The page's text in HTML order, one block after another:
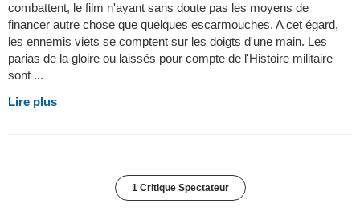
combattent, le film n'ayant sans doute pas les moyens de
financer autre chose que quelques escarmouches. A cet égard,
les ennemis viets se comptent sur les doigts d'une main. Les
parias de la gloire ou laissés pour compte de l'Histoire militaire
sont ...
Lire plus
1 Critique Spectateur